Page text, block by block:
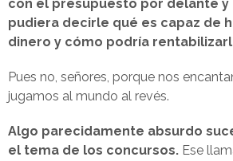
con el presupuesto por delante y
pudiera decirle qué es capaz de
dinero y cómo podría
Pues no, señores, porque nos
jugamos al mundo al revés.
Algo parecidamente absurdo
el tema de los concursos. Ese